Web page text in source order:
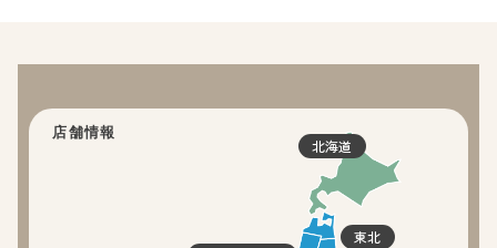
店舗情報
北海道
東北